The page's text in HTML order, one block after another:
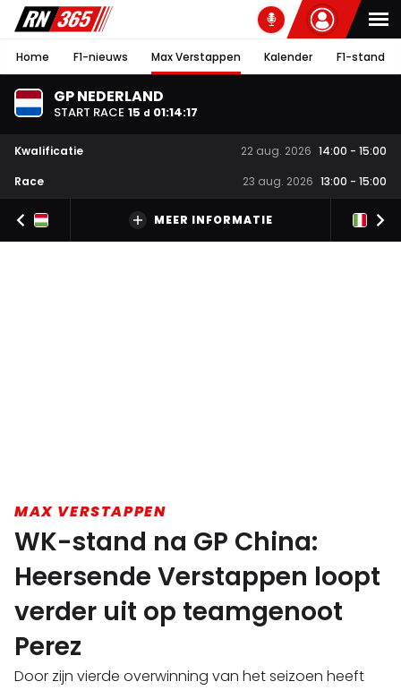
Home F1-nieuws Max Verstappen Kalender F1-stand
GP NEDERLAND
START RACE 15 d 01:14:16
Kwalificatie 22 aug. 2026 14:00 - 15:00
Race
23 aug. 2026 13:00 - 15:00
MEER INFORMATIE
MAX VERSTAPPEN
WK-stand na GP China:
Heersende Verstappen loopt
verder uit op teamgenoot
Perez
Door zijn vierde overwinning van het seizoen heeft